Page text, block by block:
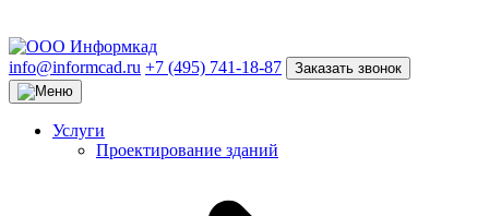
info@informcad.ru +7 (495) 741-18-87 Заказать звонок
Услуги
Проектирование зданий